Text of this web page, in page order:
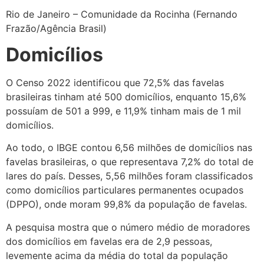
Rio de Janeiro – Comunidade da Rocinha (Fernando
Frazão/Agência Brasil)
Domicílios
O Censo 2022 identificou que 72,5% das favelas
brasileiras tinham até 500 domicílios, enquanto 15,6%
possuíam de 501 a 999, e 11,9% tinham mais de 1 mil
domicílios.
Ao todo, o IBGE contou 6,56 milhões de domicílios nas
favelas brasileiras, o que representava 7,2% do total de
lares do país. Desses, 5,56 milhões foram classificados
como domicílios particulares permanentes ocupados
(DPPO), onde moram 99,8% da população de favelas.
A pesquisa mostra que o número médio de moradores
dos domicílios em favelas era de 2,9 pessoas,
levemente acima da média do total da população